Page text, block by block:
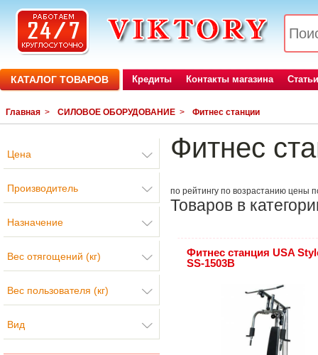
КАТАЛОГ ТОВАРОВ Кредиты Контакты магазина Статьи
Главная > СИЛОВОЕ ОБОРУДОВАНИЕ > Фитнес станции
Цена
Производитель
Назначение
Вес отягощений (кг)
Вес пользователя (кг)
Вид
Фитнес
по рейтингу по возрастанию цены
Товаров в
Фитнес станция USA
SS-1503B